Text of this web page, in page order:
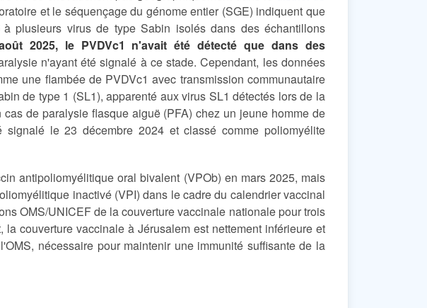
et le séquençage du génome entier (SGE) indiquent que
plusieurs virus de type Sabin isolés dans des échantillons
2025, le PVDVc1 n'avait été détecté que dans des
n'ayant été signalé à ce stade. Cependant, les données
une flambée de PVDVc1 avec transmission communautaire
de type 1 (SL1), apparenté aux virus SL1 détectés lors de la
de paralysie flasque aiguë (PFA) chez un jeune homme de
le 23 décembre 2024 et classé comme poliomyélite
antipoliomyélitique oral bivalent (VPOb) en mars 2025, mais
inactivé (VPI) dans le cadre du calendrier vaccinal
OMS/UNICEF de la couverture vaccinale nationale pour trois
couverture vaccinale à Jérusalem est nettement inférieure et
nécessaire pour maintenir une immunité suffisante de la